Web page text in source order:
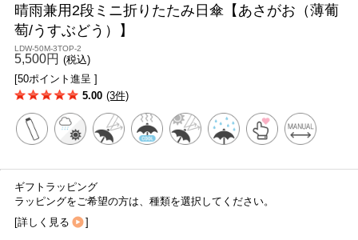
晴雨兼用2段ミニ折りたたみ日傘【あさがお（薄葡
萄/うすぶどう）】
LDW-50M-3TOP-2
5,500円 (税込)
[50ポイント進呈 ]
5.00 (3件)
ギフトラッピング
ラッピングをご希望の方は、種類を選択してください。
[詳しく見る ]